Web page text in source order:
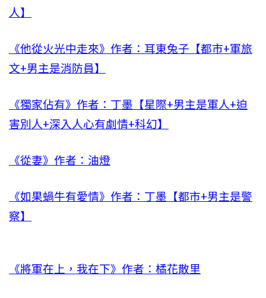
人】
《他從火光中走來》作者：耳東兔子【都市+軍旅
文+男主是消防員】
《獨家佔有》作者：丁墨【星際+男主是軍人+迫
害別人+深入人心有劇情+科幻】
《從妻》作者：油燈
《如果蝸牛有愛情》作者：丁墨【都市+男主是警
察】
《將軍在上，我在下》作者：橘花散里